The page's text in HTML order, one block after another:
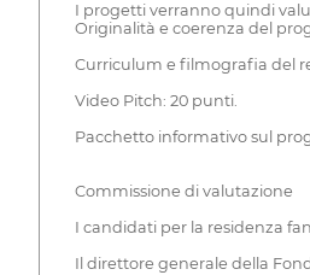
I progetti verranno quindi
Originalità e coerenza del
Curriculum e filmografia del
Video Pitch: 20 punti.
Pacchetto informativo sul
Commissione di valutazione
I candidati per la residenza
Il direttore generale della